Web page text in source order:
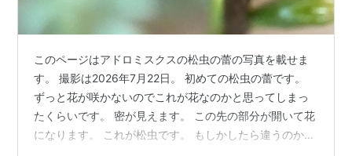
このページはアドロミスクスの松虫の蕾の写真を載せま
す。 撮影は2026年7月22日。 初めての松虫の蕾です。
ずっと花が咲かないのでこれが花なのかと思ってしまっ
たくらいです。 密が見えます。 この先の部分が開いて花
になります。 これが松虫です。 もしかしたら違うのか